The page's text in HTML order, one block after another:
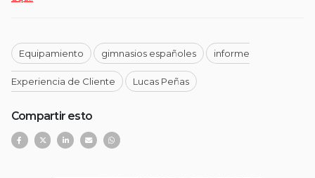
Equipamiento gimnasios españoles informe
Experiencia de Cliente Lucas Peñas
Compartir esto